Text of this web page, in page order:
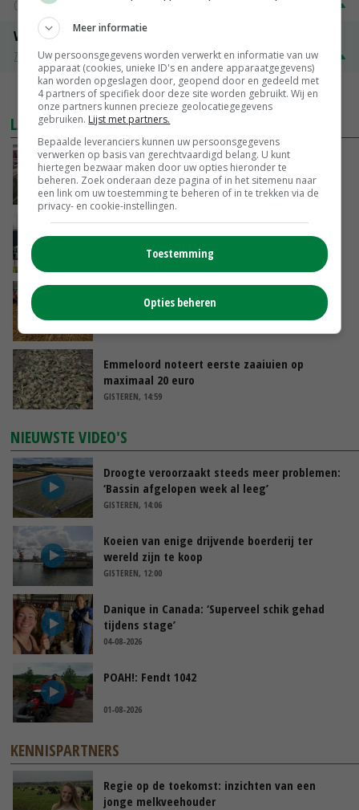
Groningen € 197,00
Volle melkpoeder
Zuivel NL
€ 345,00 € 20,00
MEER MARKTPRIJZEN
LAATSTE NIEUWS
‘Door hittegolf is aantal terugkomers bij
zeugen verdubbeld’
VANDAAG, 06:19
Gemiddelde Europese melkprijs daalt licht in
GISTEREN, 17:04
Frans onderzoekcentrum bestrijkt hele
varkensvleesketen
Emmeloord noteert eerste zaaiuien op
maximaal 20 euro
GISTEREN, 14:59
NIEUWSTE VIDEO'S
Droogte veroorzaakt steeds meer problemen:
‘Bassin afgelopen week al leeg’
GISTEREN, 14:06
Koeien van enige drijvende boerderij ter
wereld zijn te koop
GISTEREN, 12:00
Danique in Canada: ‘Superveel schik gehad
tijdens stage’
04-08-2026
POAH!: Fendt 1042
01-08-2026
KENNISPARTNERS
Regie op de toekomst: inzichten van een
jonge melkveehouder
Meer informatie
Uw persoonsgegevens worden verwerkt en informatie van uw
apparaat (cookies, unieke ID's en andere apparaatgegevens)
kan worden opgeslagen door, geopend door en gedeeld met
4 partners of specifiek door deze site worden gebruikt. Wij en
onze partners kunnen precieze geolocatiegegevens
gebruiken. Lijst met partners.
Bepaalde leveranciers kunnen uw persoonsgegevens
verwerken op basis van gerechtvaardigd belang. U kunt
hiertegen bezwaar maken door uw opties hieronder te
beheren. Zoek onderaan deze pagina of in het sitemenu naar
een link om uw toestemming te beheren of in te trekken via de
privacy- en cookie-instellingen.
Toestemming
Opties beheren